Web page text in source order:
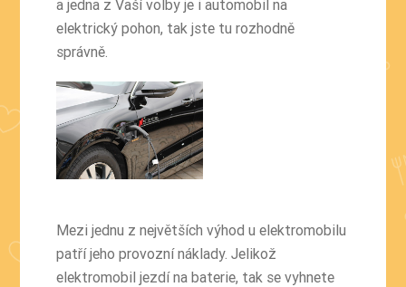
a jedna z Vaší volby je i automobil na
elektrický pohon, tak jste tu rozhodně
správně.
Mezi jednu z největších výhod u elektromobilu
patří jeho provozní náklady. Jelikož
elektromobil jezdí na baterie, tak se vyhnete